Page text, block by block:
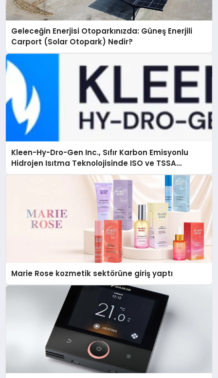
Geleceğin Enerjisi Otoparkınızda: Güneş Enerjili
Carport (Solar Otopark) Nedir?
Kleen-Hy-Dro-Gen Inc., Sıfır Karbon Emisyonlu
Hidrojen Isıtma Teknolojisinde ISO ve TSSA
Düzenleyici Onaylarını Aldı
Marie Rose kozmetik sektörüne giriş yaptı